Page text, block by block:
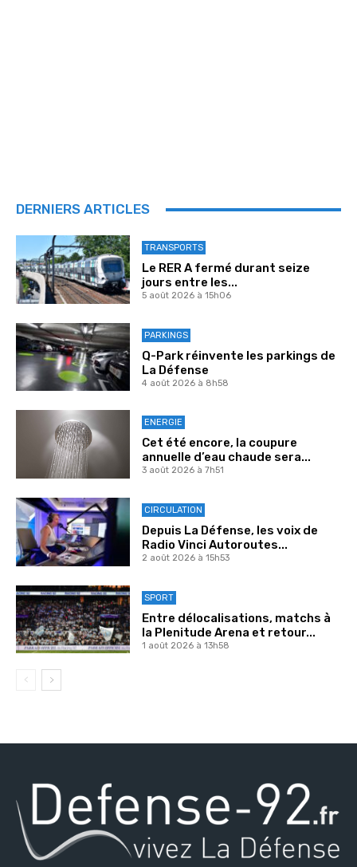
DERNIERS ARTICLES
TRANSPORTS
Le RER A fermé durant seize
jours entre les...
5 août 2026 à 15h06
PARKINGS
Q-Park réinvente les parkings de
La Défense
4 août 2026 à 8h58
ENERGIE
Cet été encore, la coupure
annuelle d’eau chaude sera...
3 août 2026 à 7h51
CIRCULATION
Depuis La Défense, les voix de
Radio Vinci Autoroutes...
2 août 2026 à 15h53
SPORT
Entre délocalisations, matchs à
la Plenitude Arena et retour...
1 août 2026 à 13h58